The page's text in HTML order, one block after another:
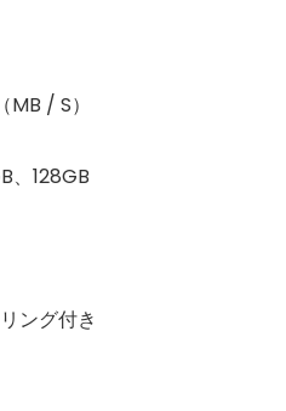
/ S）
、128GB
ング付き